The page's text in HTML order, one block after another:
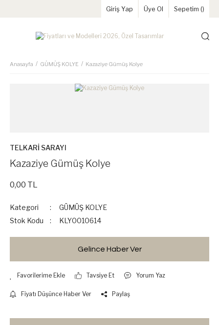
Giriş Yap Üye Ol Sepetim ()
Anasayfa GÜMÜŞ KOLYE Kazaziye Gümüş Kolye
TELKARİ SARAYI
Kazaziye Gümüş Kolye
0,00 TL
Kategori
GÜMÜŞ KOLYE
Stok Kodu
KLY0010614
Gelince Haber Ver
Tavsiye Et Yorum Yaz
Fiyatı Düşünce Haber Ver Paylaş